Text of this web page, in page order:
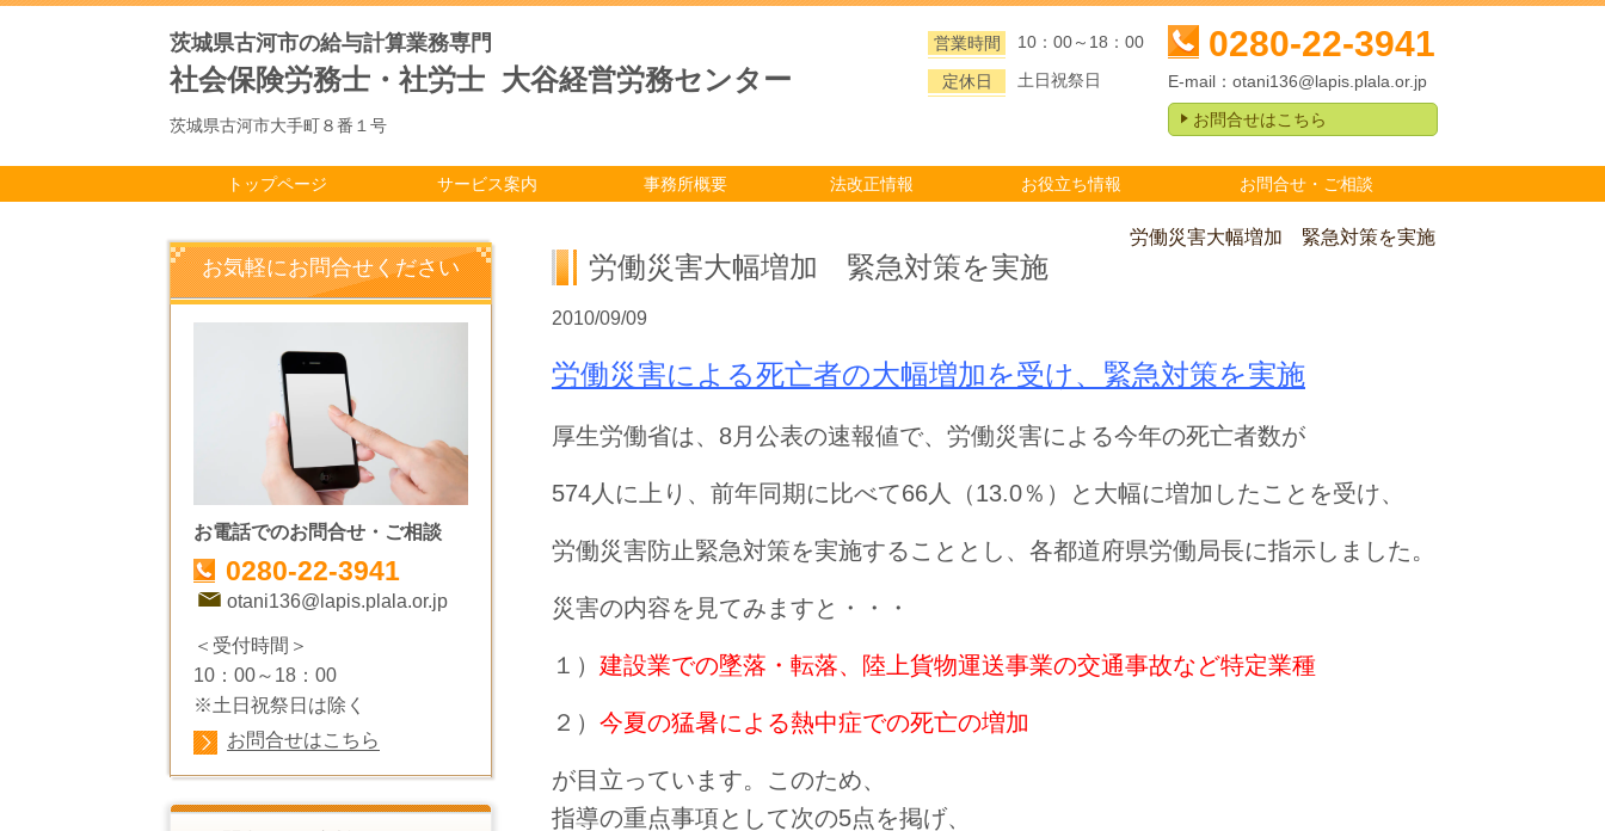
茨城県古河市の給与計算業務専門
社会保険労務士・社労士 大谷経営労務センター
茨城県古河市大手町８番１号
営業時間 10：00～18：00
定休日 土日祝祭日
0280-22-3941
E-mail： otani136@lapis.plala.or.jp
お問合せはこちら
トップページ サービス案内 事務所概要 法改正情報 お役立ち情報 お問合せ・ご相談
労働災害大幅増加 緊急対策を実施
労働災害大幅増加 緊急対策を実施
2010/09/09
労働災害による死亡者の大幅増加を受け、緊急対策を実施
厚生労働省は、8月公表の速報値で、労働災害による今年の死亡者数が
574人に上り、前年同期に比べて66人（13.0％）と大幅に増加したことを受け、
労働災害防止緊急対策を実施することとし、各都道府県労働局長に指示しました。
災害の内容を見てみますと・・・
１） 建設業での墜落・転落、陸上貨物運送事業の交通事故など特定業種
２） 今夏の猛暑による熱中症での死亡の増加
が目立っています。このため、
指導の重点事項として次の5点を掲げ、
お気軽にお問合せください
お電話でのお問合せ・ご相談
0280-22-3941
otani136@lapis.plala.or.jp
＜受付時間＞
10：00～18：00
※土日祝祭日は除く
お問合せはこちら